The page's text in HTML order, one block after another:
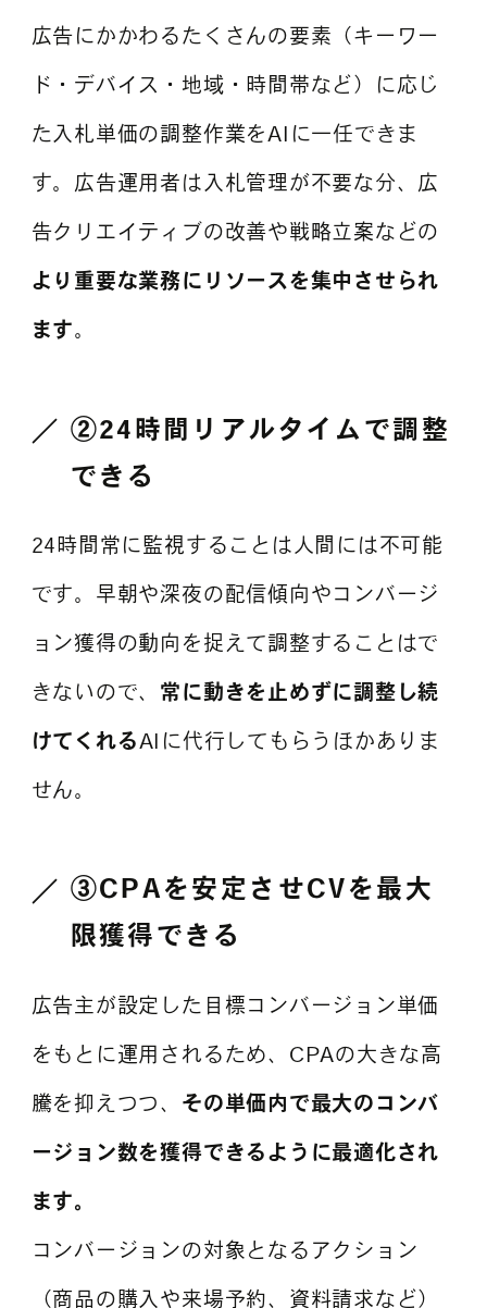
広告にかかわるたくさんの要素（キーワー
ド・デバイス・地域・時間帯など）に応じ
た入札単価の調整作業をAIに一任できま
す。広告運用者は入札管理が不要な分、広
告クリエイティブの改善や戦略立案などの
より重要な業務にリソースを集中させられ
ます 。
②24時間リアルタイムで調整
できる
24時間常に監視することは人間には不可能
です。早朝や深夜の配信傾向やコンバージ
ョン獲得の動向を捉えて調整することはで
きないので、 常に動きを止めずに調整し続
けてくれる AIに代行してもらうほかありま
せん。
③CPAを安定させCVを最大
限獲得できる
広告主が設定した目標コンバージョン単価
をもとに運用されるため、CPAの大きな高
騰を抑えつつ、 その単価内で最大のコンバ
ージョン数を獲得できるように最適化され
ます。
コンバージョンの対象となるアクション
（商品の購入や来場予約、資料請求など）